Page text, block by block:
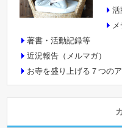
活
著書・活動記録等
近況報告（メルマガ）
お寺を盛り上げる７つの